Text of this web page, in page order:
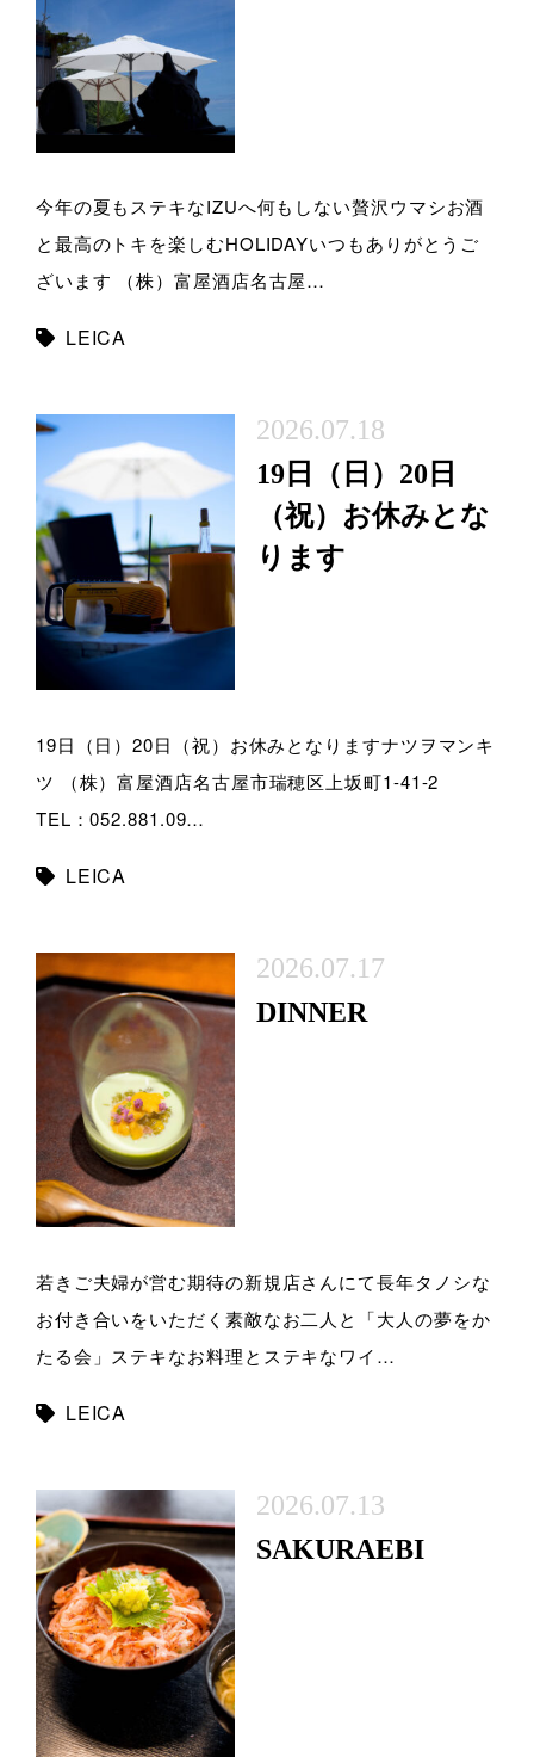
今年の夏もステキなIZUへ何もしない贅沢ウマシお酒
と最高のトキを楽しむHOLIDAYいつもありがとうご
ざいます （株）富屋酒店名古屋…
LEICA
2026.07.18
19日（日）20日
（祝）お休みとな
ります
19日（日）20日（祝）お休みとなりますナツヲマンキ
ツ （株）富屋酒店名古屋市瑞穂区上坂町1-41-2
TEL：052.881.09…
LEICA
2026.07.17
DINNER
若きご夫婦が営む期待の新規店さんにて長年タノシな
お付き合いをいただく素敵なお二人と「大人の夢をか
たる会」ステキなお料理とステキなワイ…
LEICA
2026.07.13
SAKURAEBI